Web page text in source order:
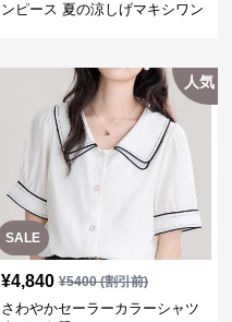
ンピース 夏の涼しげマキシワン
SALE
人気
¥4,840 ¥5400(割引前)
さわやかセーラーカラーシャツ